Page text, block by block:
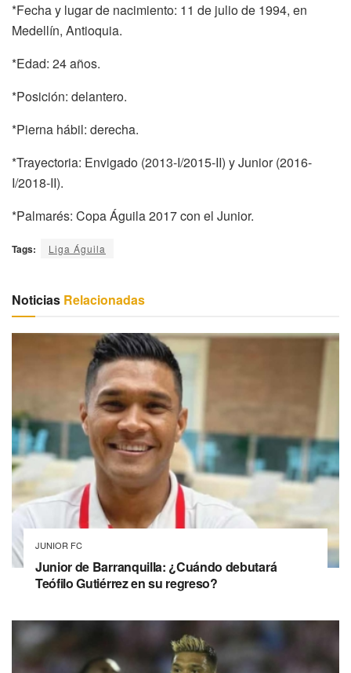
*Fecha y lugar de nacimiento: 11 de julio de 1994, en
Medellín, Antioquia.
*Edad: 24 años.
*Posición: delantero.
*Pierna hábil: derecha.
*Trayectoria: Envigado (2013-I/2015-II) y Junior (2016-
I/2018-II).
*Palmarés: Copa Águila 2017 con el Junior.
Tags: Liga Águila
Noticias Relacionadas
JUNIOR FC
Junior de Barranquilla: ¿Cuándo debutará
Teófilo Gutiérrez en su regreso?